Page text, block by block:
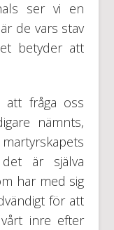
ser vi en
de vars stav
betyder att
fråga oss
nämnts,
är själva
har med sig
för att
inre efter